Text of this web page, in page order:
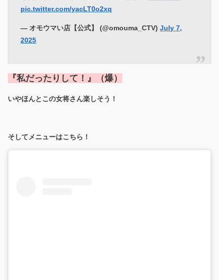
pic.twitter.com/yacLT0o2xq
— オモウマい店【公式】 (@omouma_CTV)July 7,
2025
『私だったりして！』（爆）
いやほんとこの女将さん楽しそう！
そしてメニューはこちら！